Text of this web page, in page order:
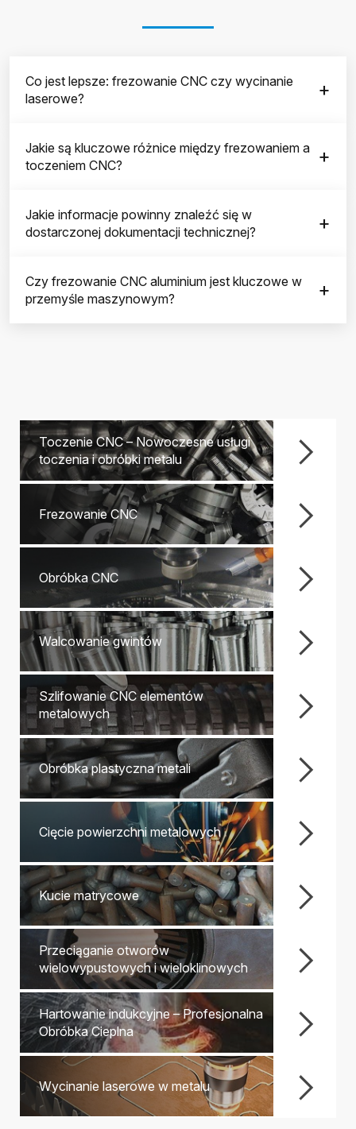
Toczenie CNC – Nowoczesne usługi
toczenia i obróbki metalu
Frezowanie CNC
Obróbka CNC
Walcowanie gwintów
Szlifowanie CNC elementów
metalowych
Obróbka plastyczna metali
Cięcie powierzchni metalowych
Kucie matrycowe
Przeciąganie otworów
wielowypustowych i wieloklinowych
Hartowanie indukcyjne – Profesjonalna
Obróbka Cieplna
Wycinanie laserowe w metalu
Co jest lepsze: frezowanie CNC czy wycinanie
laserowe?
Jakie są kluczowe różnice między frezowaniem a
toczeniem CNC?
Jakie informacje powinny znaleźć się w
dostarczonej dokumentacji technicznej?
Czy frezowanie CNC aluminium jest kluczowe w
przemyśle maszynowym?